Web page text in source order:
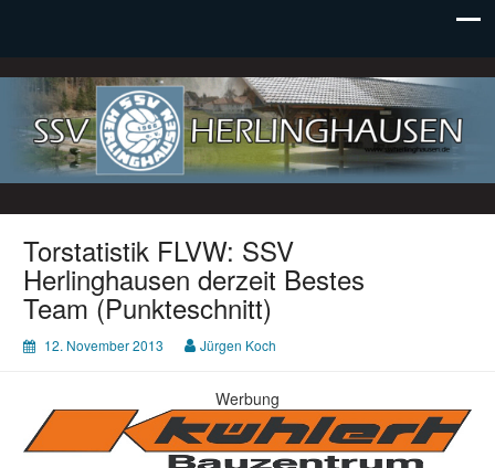
SSV Herlinghausen e. V.
Torstatistik FLVW: SSV
Herlinghausen derzeit Bestes
Team (Punkteschnitt)
12. November 2013 Jürgen Koch
Werbung